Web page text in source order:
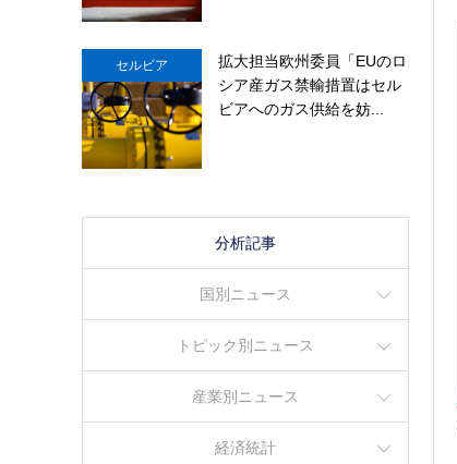
セルビア
拡大担当欧州委員「EUのロ
シア産ガス禁輸措置はセル
ビアへのガス供給を妨...
分析記事
国別ニュース
トピック別ニュース
産業別ニュース
経済統計